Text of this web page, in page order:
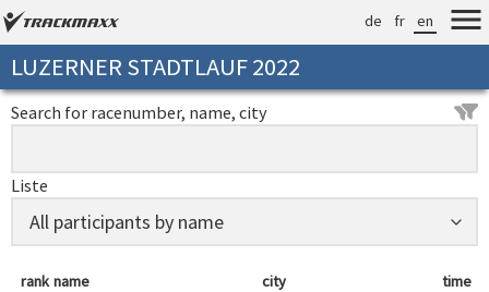
de fr en
LUZERNER STADTLAUF 2022
Search for racenumber, name, city
Liste
rank name city time